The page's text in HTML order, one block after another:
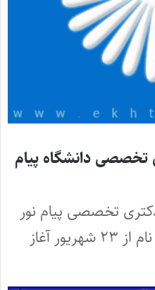
تخصصی دانشگاه پیام
تخصصی پیام نور
(ETPNU) مهرماه ۹۵ ثبت نام از ۲۳ شهریور آغاز